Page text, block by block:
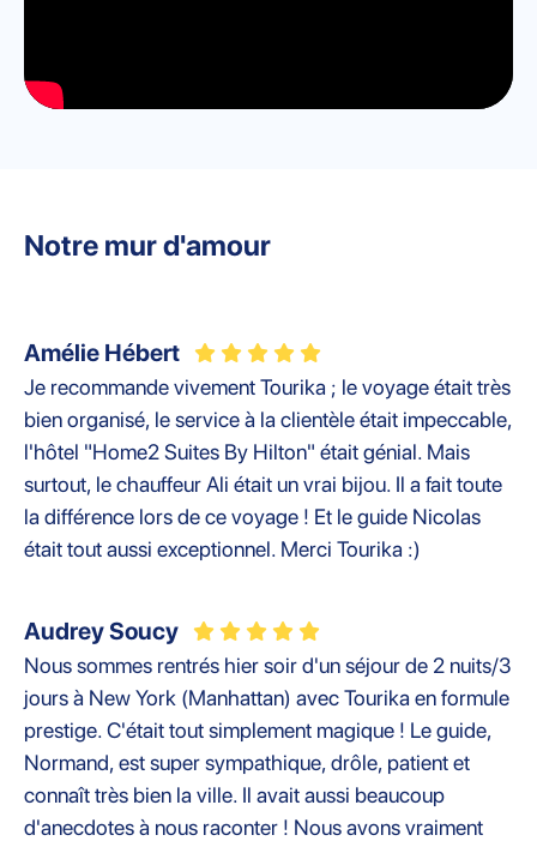
Notre mur d'amour
Amélie Hébert
Je recommande vivement Tourika ; le voyage était très
bien organisé, le service à la clientèle était impeccable,
l'hôtel "Home2 Suites By Hilton" était génial. Mais
surtout, le chauffeur Ali était un vrai bijou. Il a fait toute
la différence lors de ce voyage ! Et le guide Nicolas
était tout aussi exceptionnel. Merci Tourika :)
Audrey Soucy
Nous sommes rentrés hier soir d'un séjour de 2 nuits/3
jours à New York (Manhattan) avec Tourika en formule
prestige. C'était tout simplement magique ! Le guide,
Normand, est super sympathique, drôle, patient et
connaît très bien la ville. Il avait aussi beaucoup
d'anecdotes à nous raconter ! Nous avons vraiment